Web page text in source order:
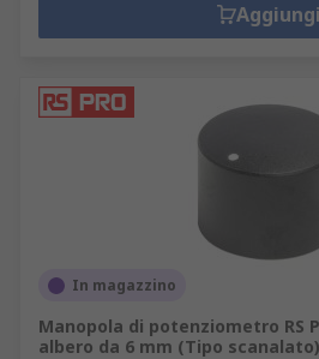
Aggiungi
In magazzino
Manopola di potenziometro RS
albero da 6 mm (Tipo scanalato)